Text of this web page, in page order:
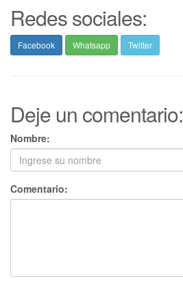
Redes sociales:
Facebook Whatsapp Twitter
Deje un comentario:
Nombre:
Comentario: